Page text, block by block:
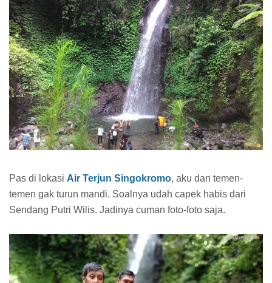
Pas di lokasi Air Terjun Singokromo, aku dan temen-
temen gak turun mandi. Soalnya udah capek habis dari
Sendang Putri Wilis. Jadinya cuman foto-foto saja.